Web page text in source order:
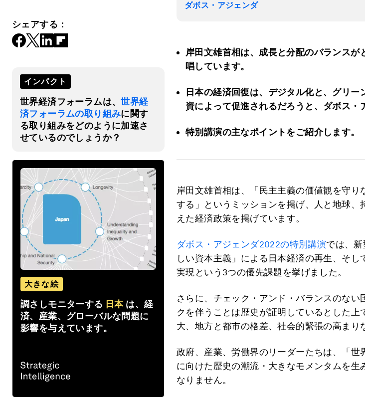
シェアする：
インパクト
世界経済フォーラムは、世界経
済フォーラムの取り組みに関す
る取り組みをどのように加速さ
せているのでしょうか？
大きな絵
調さしモニターする 日本 は、経
済、産業、グローバルな問題に
影響を与えています。
ダボス・アジェンダ
岸田文雄首相は、成長と分配のバランスが
唱しています。
日本の経済回復は、デジタル化と、グリ
資によって促進されるだろうと、ダボス・
特別講演の主なポイントをご紹介します。
岸田文雄首相は、「民主主義の価値観を守り
する」というミッションを掲げ、人と地球、
えた経済政策を掲げています。
ダボス・アジェンダ2022の特別講演では、
しい資本主義」による日本経済の再生、そ
実現という3つの優先課題を挙げました。
さらに、チェック・アンド・バランスのない
クを伴うことは歴史が証明しているとした
大、地方と都市の格差、社会的緊張の高まり
政府、産業、労働界のリーダーたちは、「世
に向けた歴史の潮流・大きなモメンタムを
なりません。